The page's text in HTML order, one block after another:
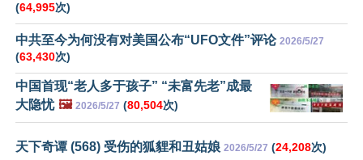
(64,995次)
中共至今为何没有对美国公布“UFO文件”评论 2026/5/27
(63,430次)
中国首现“老人多于孩子” “未富先老”成最
大隐忧 🖼️ 2026/5/27 (80,504次)
天下奇谭 (568) 受伤的狐貍和丑姑娘 2026/5/27 (24,208次)